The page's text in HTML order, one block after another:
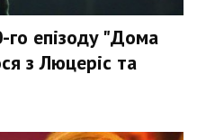
го епізоду "Дома
з Люцеріс та